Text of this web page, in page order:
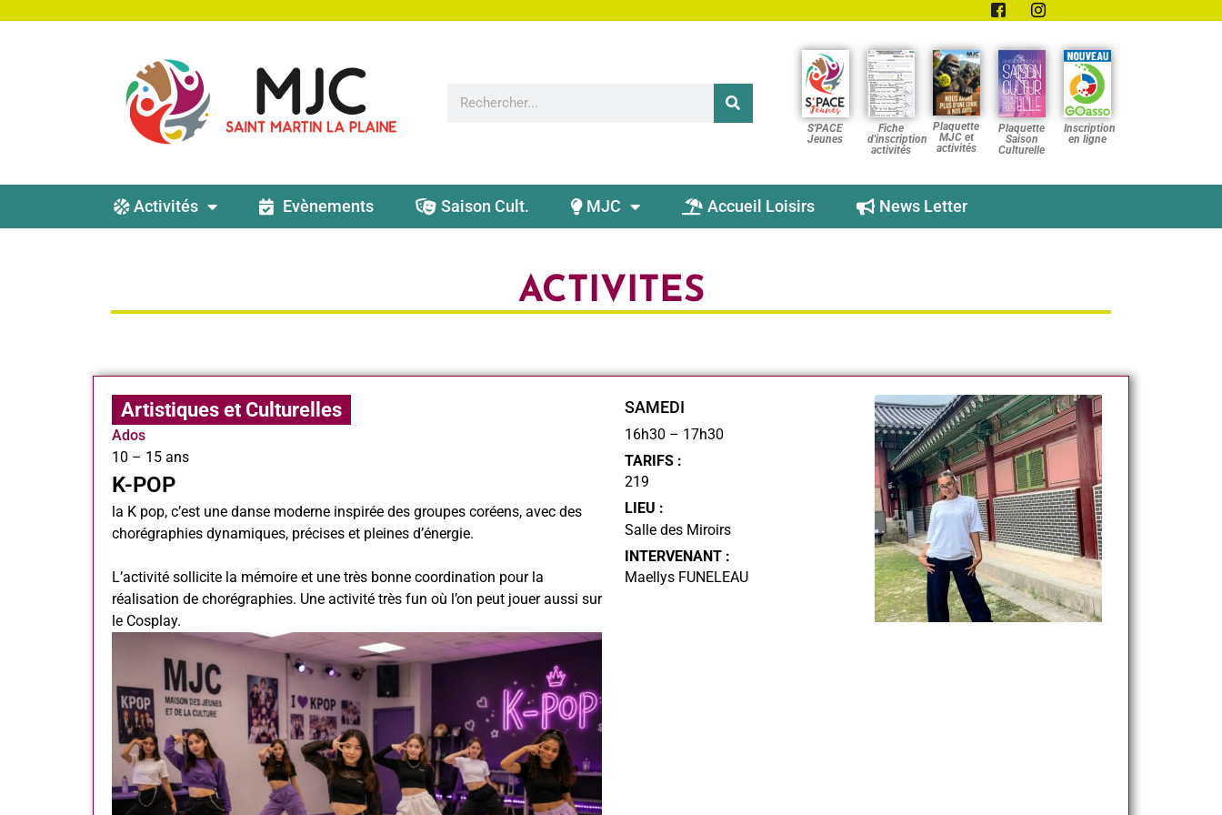
S'PACE
Jeunes
Fiche
d'inscription
activités
Plaquette
MJC et
activités
Plaquette
Saison
Culturelle
Inscription
en ligne
Activités Evènements Saison Cult. MJC Accueil Loisirs News Letter
ACTIVITES
Artistiques et Culturelles
Ados
10 – 15 ans
K-POP
la K pop, c’est une danse moderne inspirée des groupes coréens, avec des
chorégraphies dynamiques, précises et pleines d’énergie.
L’activité sollicite la mémoire et une très bonne coordination pour la
réalisation de chorégraphies. Une activité très fun où l’on peut jouer aussi sur
le Cosplay.
SAMEDI
16h30 – 17h30
TARIFS :
219
LIEU :
Salle des Miroirs
INTERVENANT :
Maellys FUNELEAU